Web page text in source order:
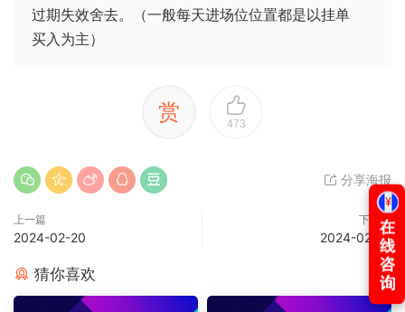
过期失效舍去。（一般每天进场位位置都是以挂单
买入为主）
赏 473
分享海报
上一篇
2024-02-20
下一篇
2024-02-22
猜你喜欢